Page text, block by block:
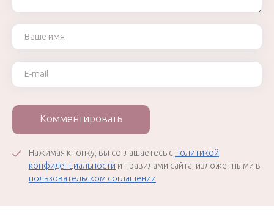
Ваше имя
Ваш e-mail
Комментировать
Нажимая кнопку, вы соглашаетесь с политикой
конфиденциальности и правилами сайта, изложенными в
пользовательском соглашении